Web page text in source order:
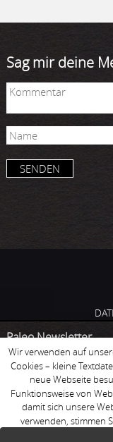
Sag mir deine
©
Paleo Newsletter
Du möchtest nie wieder
meiner Paleo-Rezepte
versäumen? Dann melde
für meinen Newsletter an!
Wir verwenden auf
Cookies – kleine
neue Webseite
Funktionsweise von
damit sich unsere
verwenden, stimmen